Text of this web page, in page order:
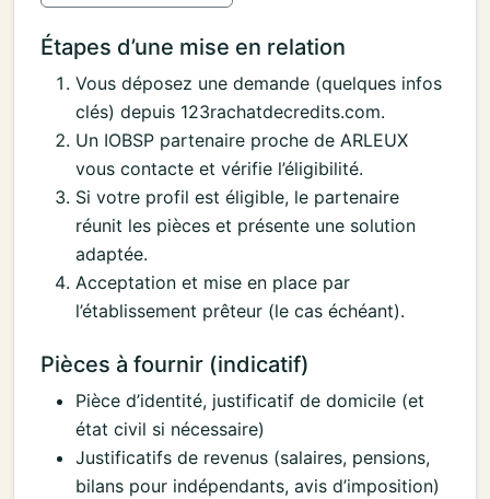
Étapes d’une mise en relation
Vous déposez une demande (quelques infos
clés) depuis 123rachatdecredits.com.
Un IOBSP partenaire proche de ARLEUX
vous contacte et vérifie l’éligibilité.
Si votre profil est éligible, le partenaire
réunit les pièces et présente une solution
adaptée.
Acceptation et mise en place par
l’établissement prêteur (le cas échéant).
Pièces à fournir (indicatif)
Pièce d’identité, justificatif de domicile (et
état civil si nécessaire)
Justificatifs de revenus (salaires, pensions,
bilans pour indépendants, avis d’imposition)